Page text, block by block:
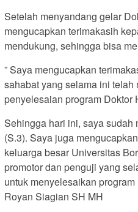
Setelah menyandang gelar
mengucapkan terimakasih
mendukung, sehingga bisa
” Saya mengucapkan
sahabat yang selama ini
penyelesaian program Doktor
Sehingga hari ini, saya sudah
(S.3). Saya juga
keluarga besar Universitas
promotor dan penguji yang
untuk menyelesaikan
Royan Siagian SH MH